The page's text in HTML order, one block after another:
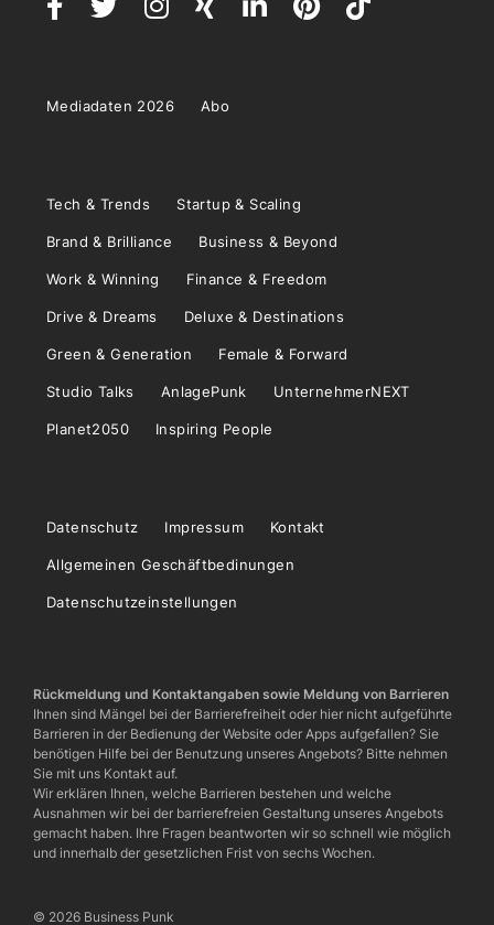
Mediadaten 2026 Abo
Tech & Trends Startup & Scaling
Brand & Brilliance Business & Beyond
Work & Winning Finance & Freedom
Drive & Dreams Deluxe & Destinations
Green & Generation Female & Forward
Studio Talks AnlagePunk UnternehmerNEXT
Planet2050 Inspiring People
Datenschutz Impressum Kontakt
Allgemeinen Geschäftbedinungen
Datenschutzeinstellungen
Rückmeldung und Kontaktangaben sowie Meldung von Barrieren
Ihnen sind Mängel bei der Barrierefreiheit oder hier nicht aufgeführte
Barrieren in der Bedienung der Website oder Apps aufgefallen? Sie
benötigen Hilfe bei der Benutzung unseres Angebots? Bitte nehmen
Sie mit uns Kontakt auf.
Wir erklären Ihnen, welche Barrieren bestehen und welche
Ausnahmen wir bei der barrierefreien Gestaltung unseres Angebots
gemacht haben. Ihre Fragen beantworten wir so schnell wie möglich
und innerhalb der gesetzlichen Frist von sechs Wochen.
© 2026 Business Punk